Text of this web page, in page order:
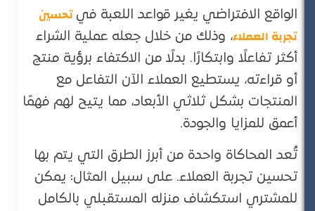
الواقع الافتراضي يغير قواعد اللعبة فيتحسين
تجربة العملاء، وذلك من خلال جعله عملية الشراء
أكثر تفاعلًا وابتكارًا. بدلًا من الاكتفاء برؤية منتج
أو قراءته، يستطيع العملاء الآن التفاعل مع
المنتجات بشكل ثلاثي الأبعاد، مما يتيح لهم فهمًا
أعمق للمزايا والجودة.
تُعد المحاكاة واحدة من أبرز الطرق التي يتم بها
تحسين تجربة العملاء. على سبيل المثال: يمكن
للمشتري استكشاف منزله المستقبلي بالكامل